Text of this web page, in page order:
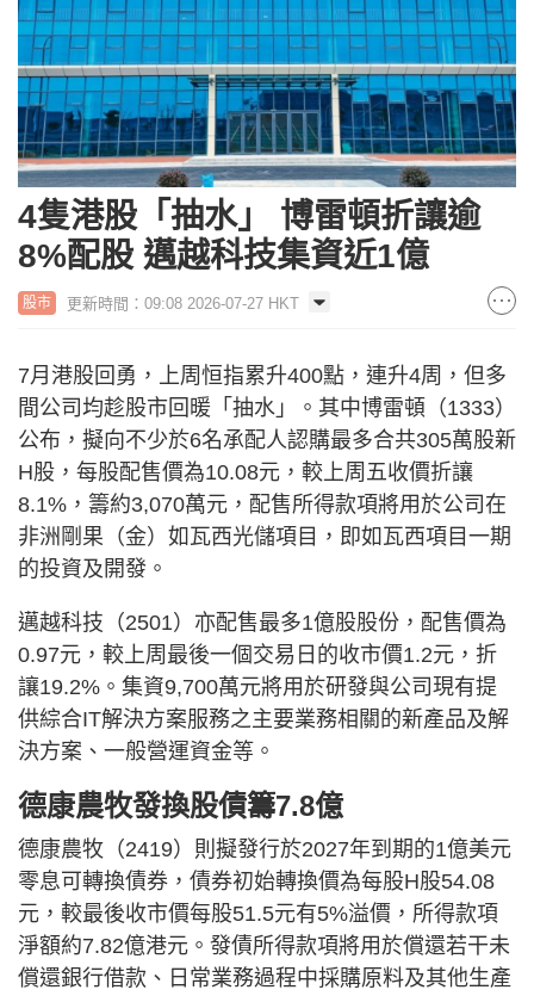
4隻港股「抽水」 博雷頓折讓逾
8%配股 邁越科技集資近1億
股市 更新時間：09:08 2026-07-27 HKT
7月港股回勇，上周恒指累升400點，連升4周，但多
間公司均趁股市回暖「抽水」。其中博雷頓（1333）
公布，擬向不少於6名承配人認購最多合共305萬股新
H股，每股配售價為10.08元，較上周五收價折讓
8.1%，籌約3,070萬元，配售所得款項將用於公司在
非洲剛果（金）如瓦西光儲項目，即如瓦西項目一期
的投資及開發。
邁越科技（2501）亦配售最多1億股股份，配售價為
0.97元，較上周最後一個交易日的收市價1.2元，折
讓19.2%。集資9,700萬元將用於研發與公司現有提
供綜合IT解決方案服務之主要業務相關的新產品及解
決方案、一般營運資金等。
德康農牧發換股債籌7.8億
德康農牧（2419）則擬發行於2027年到期的1億美元
零息可轉換債券，債券初始轉換價為每股H股54.08
元，較最後收市價每股51.5元有5%溢價，所得款項
淨額約7.82億港元。發債所得款項將用於償還若干未
償還銀行借款、日常業務過程中採購原料及其他生產